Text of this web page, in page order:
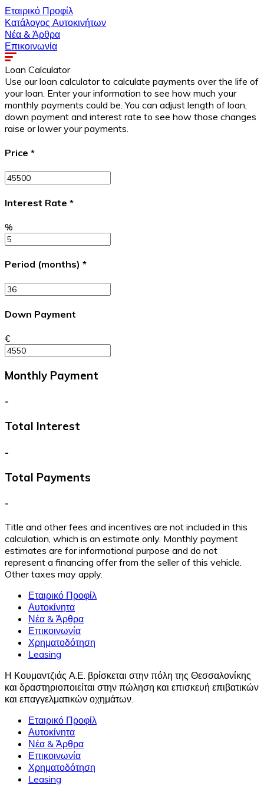
Εταιρικό Προφίλ
Κατάλογος Αυτοκινήτων
Νέα & Άρθρα
Επικοινωνία
Loan Calculator
Use our loan calculator to calculate payments over the life of
your loan. Enter your information to see how much your
monthly payments could be. You can adjust length of loan,
down payment and interest rate to see how those changes
raise or lower your payments.
Price *
Interest Rate *
%
Period (months) *
Down Payment
€
Monthly Payment
-
Total Interest
-
Total Payments
-
Title and other fees and incentives are not included in this
calculation, which is an estimate only. Monthly payment
estimates are for informational purpose and do not
represent a financing offer from the seller of this vehicle.
Other taxes may apply.
Εταιρικό Προφίλ
Αυτοκίνητα
Νέα & Άρθρα
Επικοινωνία
Χρηματοδότηση
Leasing
Η Κουμαντζιάς Α.Ε. βρίσκεται στην πόλη της Θεσσαλονίκης
και δραστηριοποιείται στην πώληση και επισκευή επιβατικών
και επαγγελματικών οχημάτων.
Εταιρικό Προφίλ
Αυτοκίνητα
Νέα & Άρθρα
Επικοινωνία
Χρηματοδότηση
Leasing